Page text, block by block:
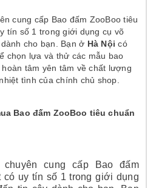
cung cấp Bao đấm ZooBoo tiêu
tín số 1 trong giới dụng cụ võ
cho bạn. Bạn ở Hà Nội có
chọn lựa và thử các mẫu bao
tâm yên tâm về chất lượng
tình của chính chủ shop.
Bao đấm ZooBoo tiêu chuẩn
chuyên cung cấp
Bao đấm
có uy tín số 1 trong giới dụng